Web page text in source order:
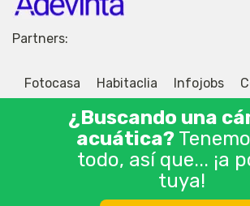
Partners:
Fotocasa Habitaclia Infojobs
Motos.net¿Buscando una
acuática?
todo, así que... ¡a
tuya!